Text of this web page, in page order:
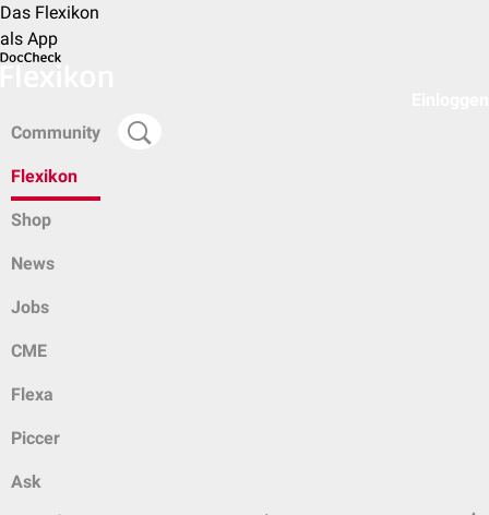
Das Flexikon
als App
Community
Flexikon
Shop
News
Jobs
CME
Flexa
Piccer
Ask